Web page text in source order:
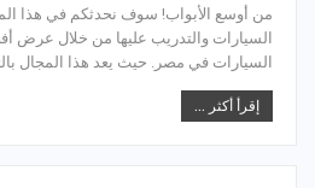
من أوسع الأبواب! سوف نحدثكم في هذا
السيارات والتدريب عليها من خلال عرض
السيارات في مصر. حيث يعد هذا المجال
إقرأ أكثر ...